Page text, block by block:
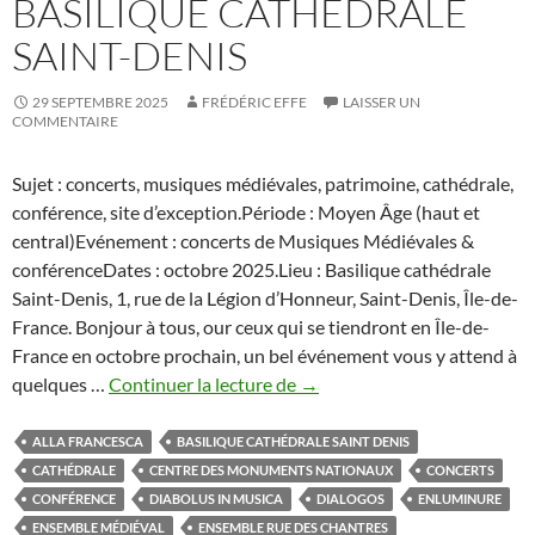
BASILIQUE CATHÉDRALE
SAINT-DENIS
29 SEPTEMBRE 2025 FRÉDÉRIC EFFE
LAISSER UN
COMMENTAIRE
Sujet : concerts, musiques médiévales, patrimoine, cathédrale,
conférence, site d’exception.Période : Moyen Âge (haut et
central)Evénement : concerts de Musiques Médiévales &
conférenceDates : octobre 2025.Lieu : Basilique cathédrale
Saint-Denis, 1, rue de la Légion d’Honneur, Saint-Denis, Île-de-
France. Bonjour à tous, our ceux qui se tiendront en Île-de-
France en octobre prochain, un bel événement vous y attend à
quelques … Continuer la lecture de Concerts
Musique
Médiévale
&
Conférences
→
ALLA FRANCESCA
BASILIQUE CATHÉDRALE SAINT DENIS
CATHÉDRALE
CENTRE DES MONUMENTS NATIONAUX
CONCERTS
CONFÉRENCE
DIABOLUS IN MUSICA DIALOGOS
ENLUMINURE
ENSEMBLE MÉDIÉVAL
ENSEMBLE RUE DES CHANTRES